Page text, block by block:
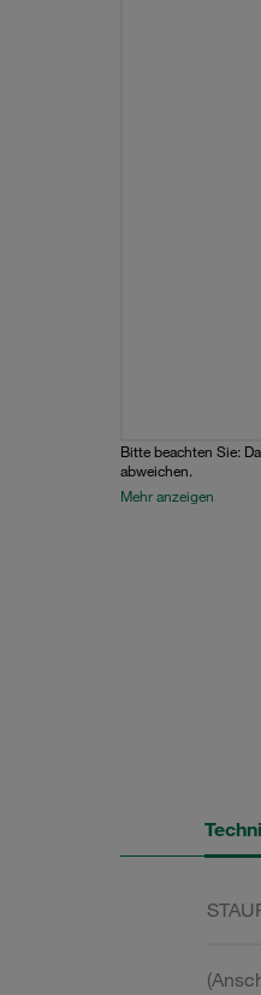
Bitte beachten Sie:
abweichen.
Mehr anzeigen